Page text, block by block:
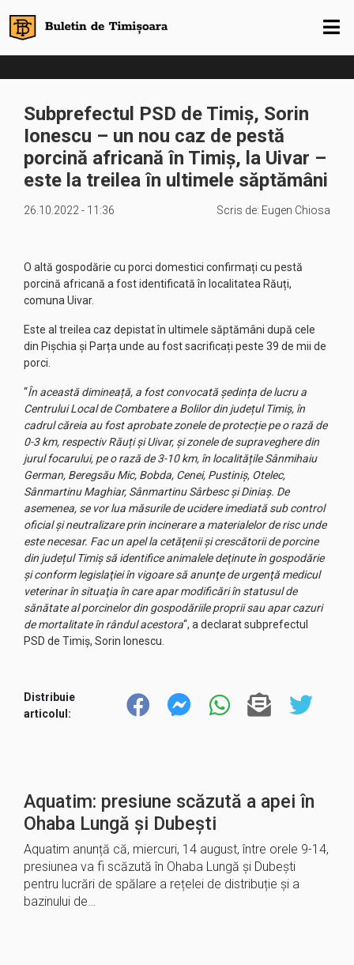
Subprefectul PSD de Timiș, Sorin
Ionescu – un nou caz de pestă
porcină africană în Timiș, la Uivar –
este la treilea în ultimele săptămâni
26.10.2022 - 11:36 Scris de: Eugen Chiosa
O altă gospodărie cu porci domestici confirmați cu pestă
porcină africană a fost identificată în localitatea Răuți,
comuna Uivar.
Este al treilea caz depistat în ultimele săptămâni după cele
din Pișchia și Parța unde au fost sacrificați peste 39 de mii de
porci.
“În această dimineață, a fost convocată ședința de lucru a
Centrului Local de Combatere a Bolilor din județul Timiș, în
cadrul căreia au fost aprobate zonele de protecție pe o rază de
0-3 km, respectiv Răuți și Uivar, și zonele de supraveghere din
jurul focarului, pe o rază de 3-10 km, în localitățile Sânmihaiu
German, Beregsău Mic, Bobda, Cenei, Pustiniș, Otelec,
Sânmartinu Maghiar, Sânmartinu Sârbesc și Diniaș. De
asemenea, se vor lua măsurile de ucidere imediată sub control
oficial şi neutralizare prin incinerare a materialelor de risc unde
este necesar. Fac un apel la cetăţenii şi crescătorii de porcine
din județul Timiș să identifice animalele deţinute în gospodărie
și conform legislaţiei în vigoare să anunţe de urgenţă medicul
veterinar în situaţia în care apar modificări în statusul de
sănătate al porcinelor din gospodăriile proprii sau apar cazuri
de mortalitate în rândul acestora“, a declarat subprefectul
PSD de Timiș, Sorin Ionescu.
Distribuie
articolul:
Aquatim: presiune scăzută a apei în
Ohaba Lungă și Dubești
Aquatim anunță că, miercuri, 14 august, între orele 9-14,
presiunea va fi scăzută în Ohaba Lungă și Dubești
pentru lucrări de spălare a rețelei de distribuție și a
bazinului de…